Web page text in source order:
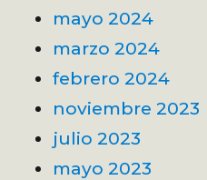
mayo 2024
marzo 2024
febrero 2024
noviembre 2023
julio 2023
mayo 2023